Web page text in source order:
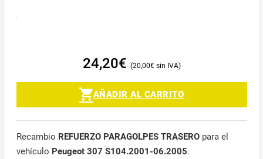
24,20€ 20,00€
AÑADIR AL CARRITO
Recambio REFUERZO PARAGOLPES TRASEROpara el
vehículo Peugeot 307 S104.2001-06.2005.